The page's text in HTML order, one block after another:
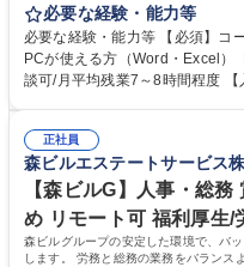
お客様のお声をより良い商品づ
様相談室でのお仕事です。 日々お客様からいただくキリングループへのご
意見を、企業活動に活かしてい
って対応、情報提供するととも
平均100件前後■メール・手紙：同上40件前後 募集職
相談室】お客様のお声をもとに
必要な経験・能力等
必要な経験・能力等 【必須】コ
PCが使える方（Word・Excel）
談可/月平均残業7～8時間程度 【入社後の研修】着任から1か月は電話対応
すのでご安心ください。 【当社
う会社として、お客様との出会
を込めてコミュニケーションを
す。 学歴・資格 学歴：大学院 大学 高専 短大 専修学校 高校 語学力： 資
格：
正社員
森ビルエステートサービス
【森ビルG】人事・総
め リモート可 福利厚生/
森ビルグループの安定した環境で、バ
します。 労務と総務の業務をバランス